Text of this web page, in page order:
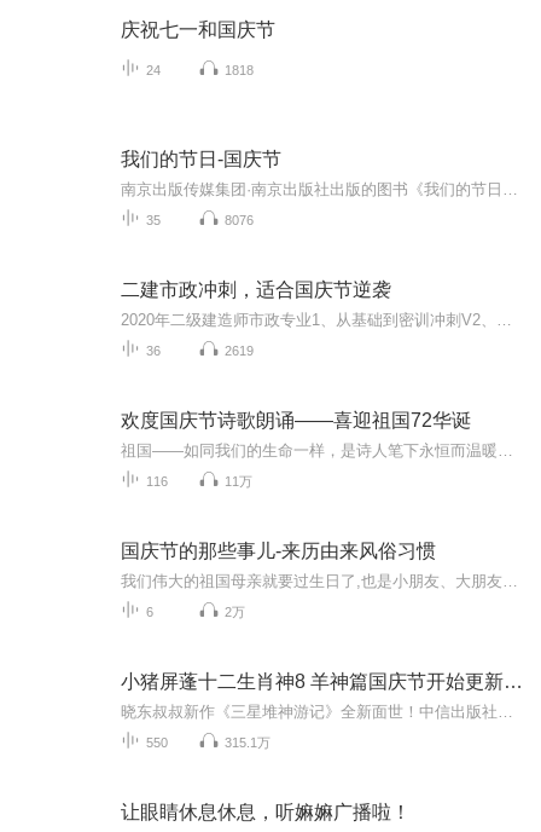
庆祝七一和国庆节
24 1818
我们的节日-国庆节
35 8076
二建市政冲刺，适合国庆节逆袭
36 2619
欢度国庆节诗歌朗诵——喜迎祖国72华诞
116 11万
国庆节的那些事儿-来历由来风俗习惯
6 2万
小猪屏蓬十二生肖神8 羊神篇国庆节开始更新啦！
550 315.1万
让眼睛休息休息，听嫲嫲广播啦！